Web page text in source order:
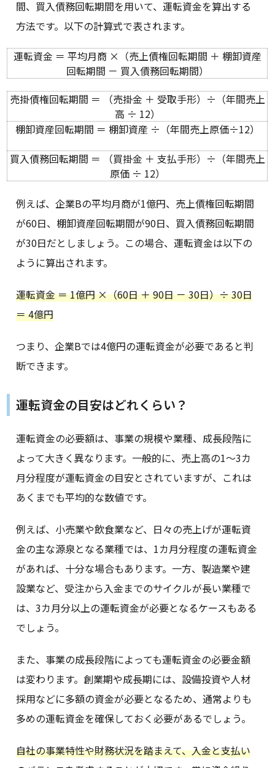
間、買入債務回転期間を用いて、運転資金を算出する
方法です。以下の計算式で表されます。
運転資金 ＝ 平均月商 ×（売上債権回転期間 ＋ 棚卸資産
回転期間 － 買入債務回転期間）
売掛債権回転期間 ＝ （売掛金 ＋ 受取手形）÷（年間売上
高 ÷ 12）
棚卸資産回転期間 ＝ 棚卸資産 ÷（年間売上原価÷12）
買入債務回転期間 ＝ （買掛金 ＋ 支払手形）÷（年間売上
原価 ÷ 12）
例えば、企業Bの平均月商が1億円、売上債権回転期間
が60日、棚卸資産回転期間が90日、買入債務回転期間
が30日だとしましょう。この場合、運転資金は以下の
ように算出されます。
運転資金 ＝ 1億円 ×（60日 ＋ 90日 － 30日）÷ 30日
＝ 4億円
つまり、企業Bでは4億円の運転資金が必要であると判
断できます。
運転資金の目安はどれくらい？
運転資金の必要額は、事業の規模や業種、成長段階に
よって大きく異なります。一般的に、売上高の1〜3カ
月分程度が運転資金の目安とされていますが、これは
あくまでも平均的な数値です。
例えば、小売業や飲食業など、日々の売上げが運転資
金の主な源泉となる業種では、1カ月分程度の運転資金
があれば、十分な場合もあります。一方、製造業や建
設業など、受注から入金までのサイクルが長い業種で
は、3カ月分以上の運転資金が必要となるケースもある
でしょう。
また、事業の成長段階によっても運転資金の必要金額
は変わります。創業期や成長期には、設備投資や人材
採用などに多額の資金が必要となるため、通常よりも
多めの運転資金を確保しておく必要があるでしょう。
自社の事業特性や財務状況を踏まえて、入金と支払い